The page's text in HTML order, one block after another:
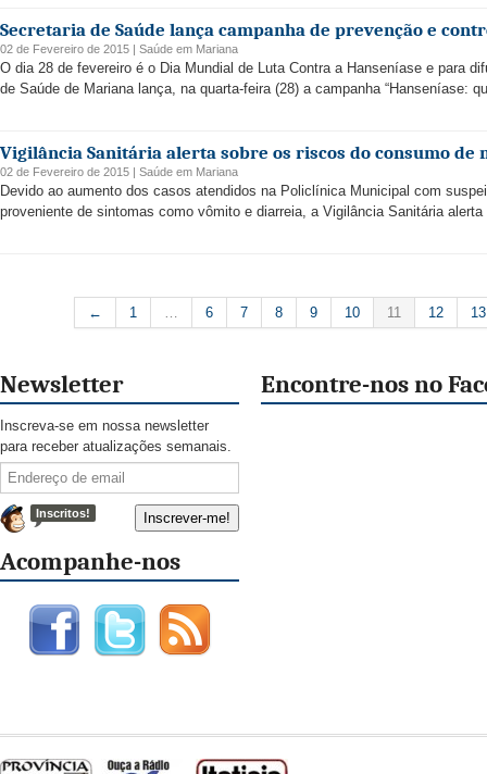
Secretaria de Saúde lança campanha de prevenção e
02 de Fevereiro de 2015 | Saúde em Mariana
O dia 28 de fevereiro é o Dia Mundial de Luta Contra a Hanseníase e para
de Saúde de Mariana lança, na quarta-feira (28) a campanha “Hanseníase:
Vigilância Sanitária alerta sobre os riscos do consumo de
02 de Fevereiro de 2015 | Saúde em Mariana
Devido ao aumento dos casos atendidos na Policlínica Municipal com
proveniente de sintomas como vômito e diarreia, a Vigilância Sanitária
← 1 … 6 7 8 9 10 11 12 13
Newsletter
Inscreva-se em nossa newsletter
para receber atualizações semanais.
Inscritos!
Acompanhe-nos
Encontre-nos no